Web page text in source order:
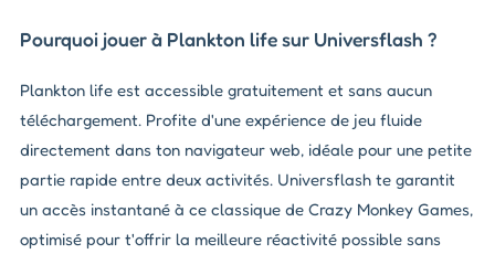
Pourquoi jouer à Plankton life sur Universflash ?
Plankton life est accessible gratuitement et sans aucun
téléchargement. Profite d'une expérience de jeu fluide
directement dans ton navigateur web, idéale pour une petite
partie rapide entre deux activités. Universflash te garantit
un accès instantané à ce classique de Crazy Monkey Games,
optimisé pour t'offrir la meilleure réactivité possible sans